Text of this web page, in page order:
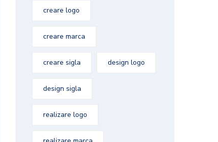
creare logo
creare marca
creare sigla design logo
design sigla
realizare logo